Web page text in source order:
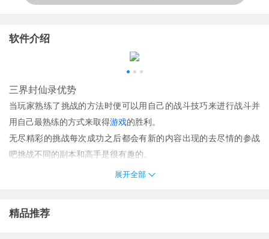
软件介绍
三界封仙录优势
当玩家熟练了挑战的方法时便可以用自己的战斗技巧来进行战斗并
用自己最熟练的方式来取得游戏的胜利。
无尽精彩的挑战每次成功之后都会有新的内容出现的去尽情的参战
吧挑战不同的副本和高手是很有趣的。
感受一下恢弘梦幻的热血仙界场景收拾行李就可以自行展开未知探
率让你能够轻松获得神装;
展开全部
精品推荐